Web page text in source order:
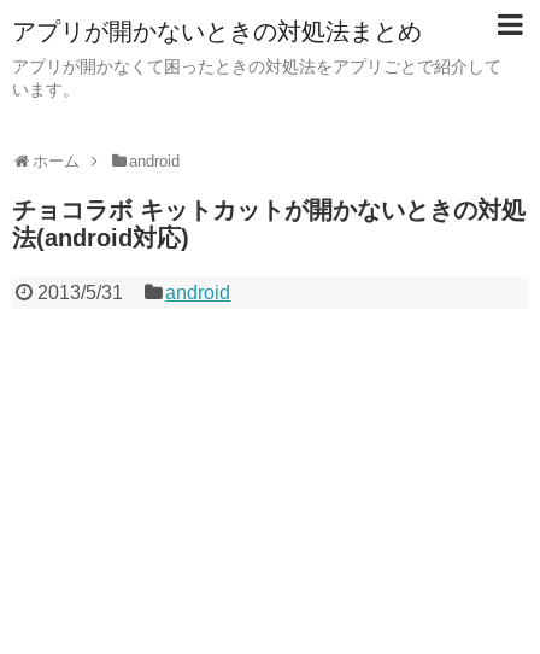
アプリが開かないときの対処法まとめ
アプリが開かなくて困ったときの対処法をアプリごとで紹介して
います。
ホーム android
チョコラボ キットカットが開かないときの対処
法(android対応)
2013/5/31 android